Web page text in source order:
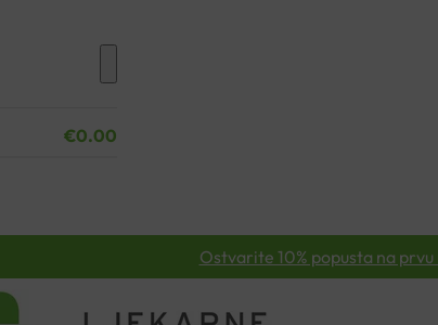
€0.00
Ostvarite 10% popusta na